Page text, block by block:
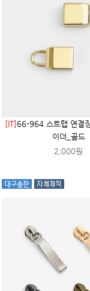
[IT]66-964 스트랩 연결
이더_골드
2,000원